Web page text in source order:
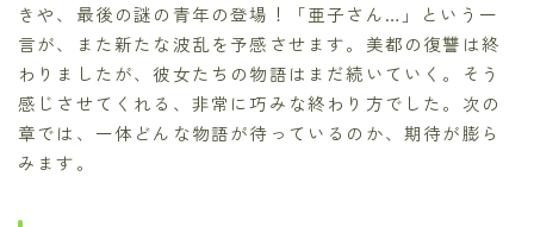
きや、最後の謎の青年の登場！「亜子さん…」という一
言が、また新たな波乱を予感させます。美都の復讐は終
わりましたが、彼女たちの物語はまだ続いていく。そう
感じさせてくれる、非常に巧みな終わり方でした。次の
章では、一体どんな物語が待っているのか、期待が膨ら
みます。